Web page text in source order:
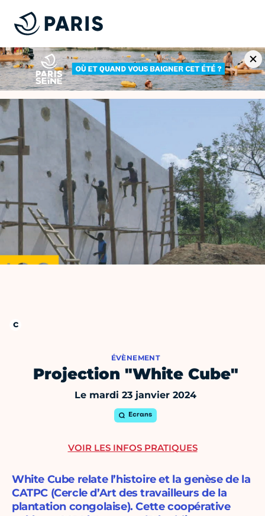
ÉVÈNEMENT
Projection "White Cube"
Le mardi 23 janvier 2024
Ecrans
White Cube relate l’histoire et la genèse de la
CATPC (Cercle d’Art des travailleurs de la
plantation congolaise). Cette coopérative
VOIR LES INFOS PRATIQUES